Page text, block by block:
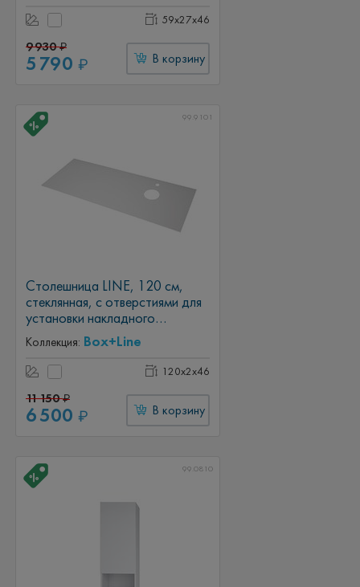
59x27x46
9 930₽
5 790 ₽ В корзину
99.9101
Столешница LINE, 120 см,
стеклянная, с отверстиями для
установки накладного
умывальника и смесителя,
белая
Коллекция: Box+Line
120x2x46
11 150₽
6 500 ₽ В корзину
99.0810